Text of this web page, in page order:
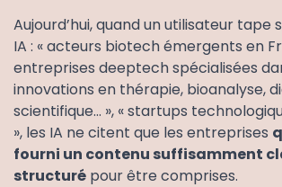
Aujourd’hui, quand un utilisateur tape
IA : « acteurs biotech émergents en
entreprises deeptech spécialisées
innovations en thérapie, bioanalyse,
scientifique… », « startups
», les IA ne citent que les entreprises
fourni un contenu suffisamment
structuré pour être comprises.